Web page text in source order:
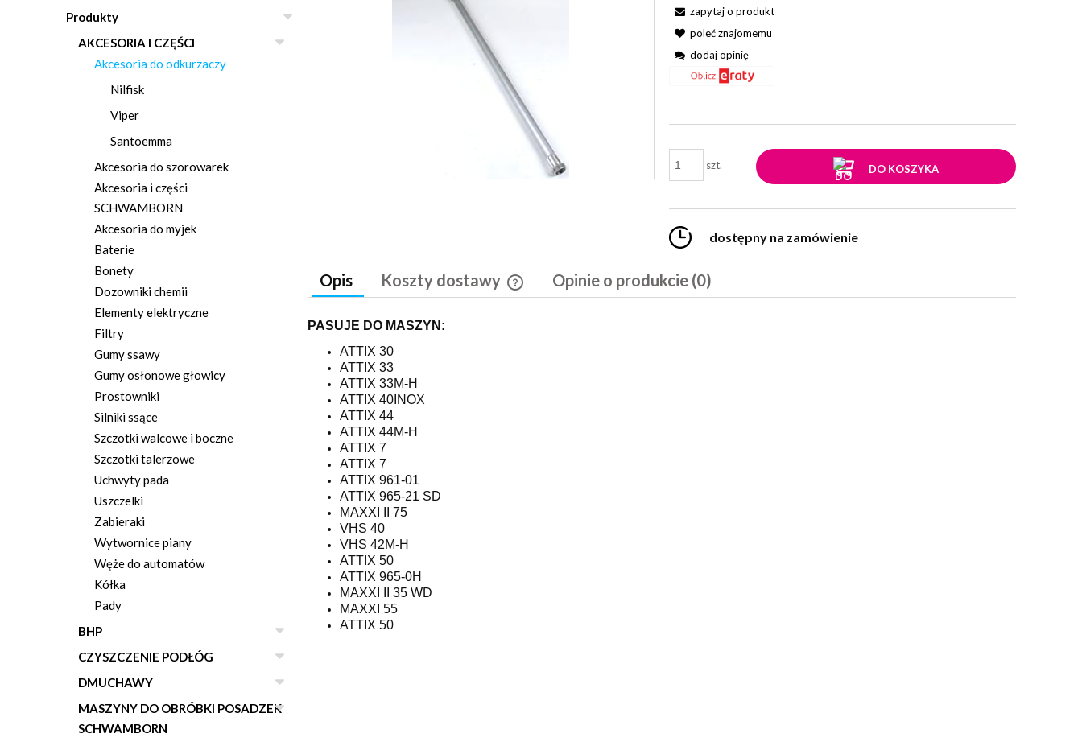
Produkty
AKCESORIA I CZĘŚCI
Akcesoria do odkurzaczy
Nilfisk
Viper
Santoemma
Akcesoria do szorowarek
Akcesoria i części
SCHWAMBORN
Akcesoria do myjek
Baterie
Bonety
Dozowniki chemii
Elementy elektryczne
Filtry
Gumy ssawy
Gumy osłonowe głowicy
Prostowniki
Silniki ssące
Szczotki walcowe i boczne
Szczotki talerzowe
Uchwyty pada
Uszczelki
Zabieraki
Wytwornice piany
Węże do automatów
Kółka
Pady
BHP
CZYSZCZENIE PODŁÓG
DMUCHAWY
MASZYNY DO OBRÓBKI POSADZEK
SCHWAMBORN
zapytaj o produkt
poleć znajomemu
dodaj opinię
szt. DO KOSZYKA
dostępny na zamówienie
Opis Koszty dostawy Opinie o produkcie (0)
PASUJE DO MASZYN:
ATTIX 30
ATTIX 33
ATTIX 33M-H
ATTIX 40INOX
ATTIX 44
ATTIX 44M-H
ATTIX 7
ATTIX 7
ATTIX 961-01
ATTIX 965-21 SD
MAXXI II 75
VHS 40
VHS 42M-H
ATTIX 50
ATTIX 965-0H
MAXXI II 35 WD
MAXXI 55
ATTIX 50